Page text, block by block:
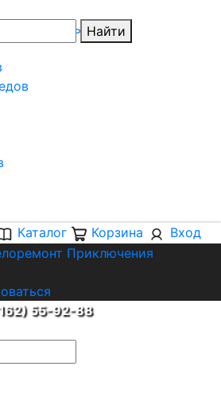
связь
Каталог Корзина Вход
Найти
Приключения
55-92-88